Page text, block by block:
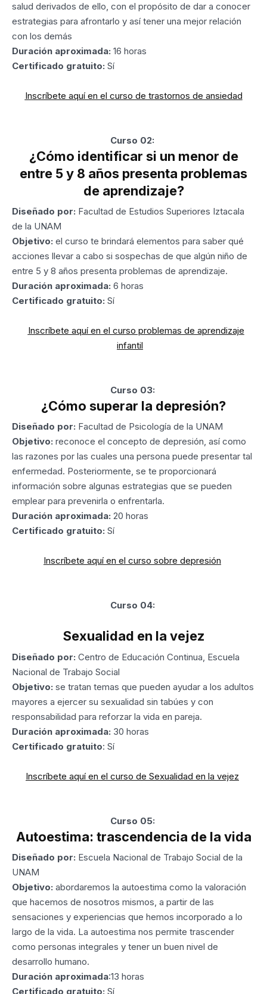
salud derivados de ello, con el propósito de dar a conocer
estrategias para afrontarlo y así tener una mejor relación
con los demás
Duración aproximada: 16 horas
Certificado gratuito: Sí
Inscríbete aquí en el curso de trastornos de ansiedad
Curso 02:
¿Cómo identificar si un menor de
entre 5 y 8 años presenta problemas
de aprendizaje?
Diseñado por: Facultad de Estudios Superiores Iztacala
de la UNAM
Objetivo: el curso te brindará elementos para saber qué
acciones llevar a cabo si sospechas de que algún niño de
entre 5 y 8 años presenta problemas de aprendizaje.
Duración aproximada: 6 horas
Certificado gratuito: Sí
Inscríbete aquí en el curso problemas de aprendizaje
infantil
Curso 03:
¿Cómo superar la depresión?
Diseñado por: Facultad de Psicología de la UNAM
Objetivo: reconoce el concepto de depresión, así como
las razones por las cuales una persona puede presentar tal
enfermedad. Posteriormente, se te proporcionará
información sobre algunas estrategias que se pueden
emplear para prevenirla o enfrentarla.
Duración aproximada: 20 horas
Certificado gratuito: Sí
Inscríbete aquí en el curso sobre depresión
Curso 04:
Sexualidad en la vejez
Diseñado por: Centro de Educación Continua, Escuela
Nacional de Trabajo Social
Objetivo: se tratan temas que pueden ayudar a los adultos
mayores a ejercer su sexualidad sin tabúes y con
responsabilidad para reforzar la vida en pareja.
Duración aproximada: 30 horas
Certificado gratuito: Sí
Inscríbete aquí en el curso de Sexualidad en la vejez
Curso 05:
Autoestima: trascendencia de la vida
Diseñado por: Escuela Nacional de Trabajo Social de la
UNAM
Objetivo: abordaremos la autoestima como la valoración
que hacemos de nosotros mismos, a partir de las
sensaciones y experiencias que hemos incorporado a lo
largo de la vida. La autoestima nos permite trascender
como personas integrales y tener un buen nivel de
desarrollo humano.
Duración aproximada:13 horas
Certificado gratuito: Sí